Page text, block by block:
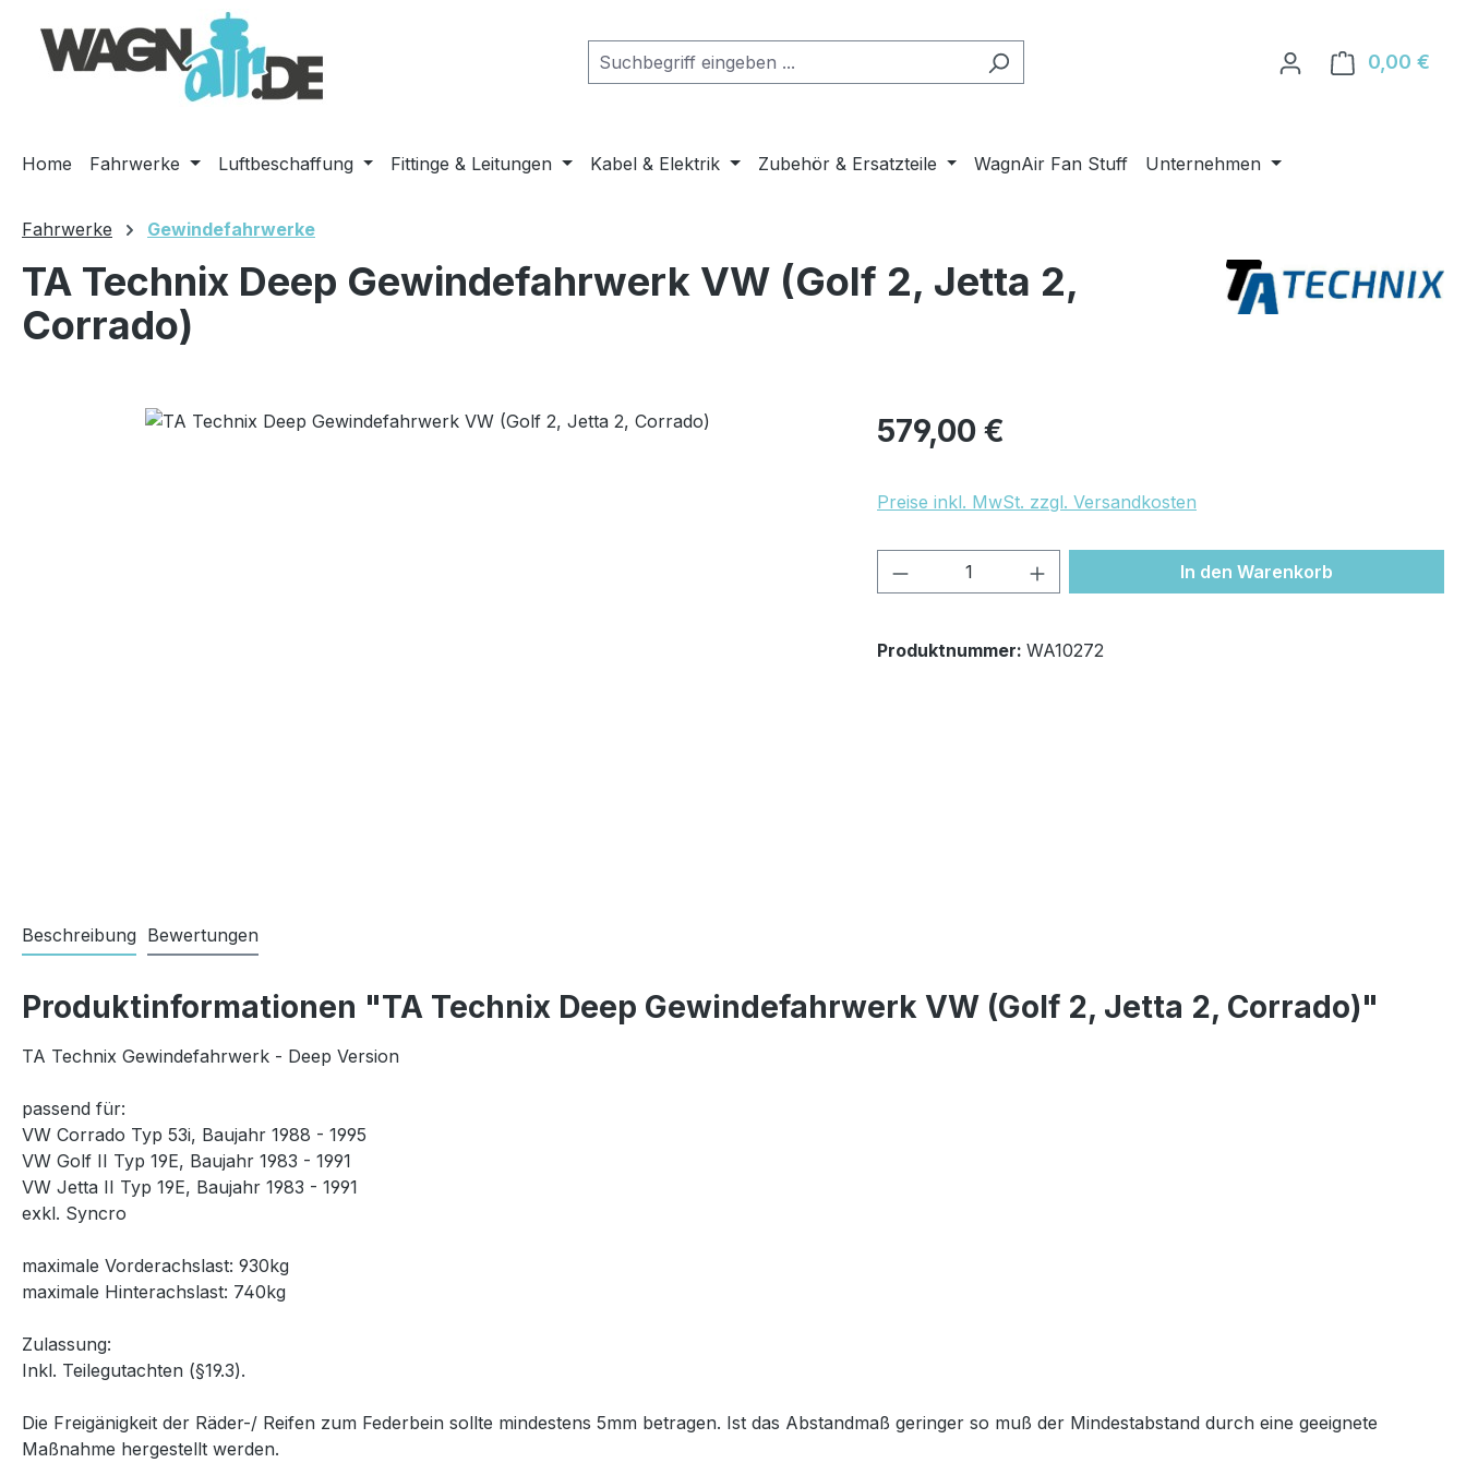
Hauptinhalt springen
Zur Suche springen
Zur Hauptnavigation springen
0,00 €
Home Fahrwerke Luftbeschaffung Fittinge & Leitungen Kabel & Elektrik Zubehör & Ersatzteile WagnAir Fan Stuff Unternehmen
Fahrwerke Gewindefahrwerke
TA Technix Deep Gewindefahrwerk VW (Golf 2, Jetta 2,
Corrado)
Bildergalerie überspringen Regulärer Preis:
579,00 €
Preise inkl. MwSt. zzgl. Versandkosten
Produkt Anzahl: Gib den gewünschten Wert
In den Warenkorb
Produktnummer: WA10272
Beschreibung Bewertungen
Produktinformationen "TA Technix Deep Gewindefahrwerk VW (Golf 2, Jetta 2, Corrado)"
TA Technix Gewindefahrwerk - Deep Version
passend für:
VW Corrado Typ 53i, Baujahr 1988 - 1995
VW Golf II Typ 19E, Baujahr 1983 - 1991
VW Jetta II Typ 19E, Baujahr 1983 - 1991
exkl. Syncro
maximale Vorderachslast: 930kg
maximale Hinterachslast: 740kg
Zulassung:
Inkl. Teilegutachten (§19.3).
Die Freigänigkeit der Räder-/ Reifen zum Federbein sollte mindestens 5mm betragen. Ist das Abstandmaß geringer so muß der Mindestabstand durch eine geeignete
Maßnahme hergestellt werden.